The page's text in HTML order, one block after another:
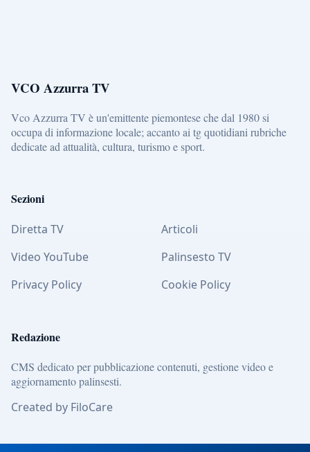
VCO Azzurra TV
Vco Azzurra TV è un'emittente piemontese che dal 1980 si
occupa di informazione locale; accanto ai tg quotidiani rubriche
dedicate ad attualità, cultura, turismo e sport.
Sezioni
Diretta TV
Articoli
Video YouTube
Palinsesto TV
Privacy Policy
Cookie Policy
Redazione
CMS dedicato per pubblicazione contenuti, gestione video e
aggiornamento palinsesti.
Created by FiloCare